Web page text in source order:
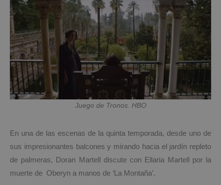
Juego de Tronos. HBO
En una de las escenas de la quinta temporada, desde uno de
sus impresionantes balcones y mirando hacia el jardín repleto
de palmeras, Doran Martell discute con Ellaria Martell por la
muerte de Oberyn a manos de ‘La Montaña’.